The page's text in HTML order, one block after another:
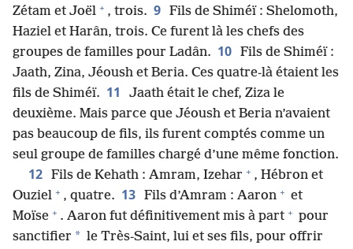
Zétam et Joël + , trois. 9 Fils de Shiméï : Shelomoth,
Haziel et Harân, trois. Ce furent là les chefs des
groupes de familles pour Ladân. 10 Fils de Shiméï :
Jaath, Zina, Jéoush et Beria. Ces quatre-​là étaient les
fils de Shiméï. 11
Jaath était le chef, Ziza le
deuxième. Mais parce que Jéoush et Beria n’avaient
pas beaucoup de fils, ils furent comptés comme un
seul groupe de familles chargé d’une même fonction.
12 Fils de Kehath : Amram, Izehar + , Hébron et
Ouziel + , quatre. 13 Fils d’Amram : Aaron + et
Moïse + . Aaron fut définitivement mis à part + pour
sanctifier * le Très-Saint, lui et ses fils, pour offrir